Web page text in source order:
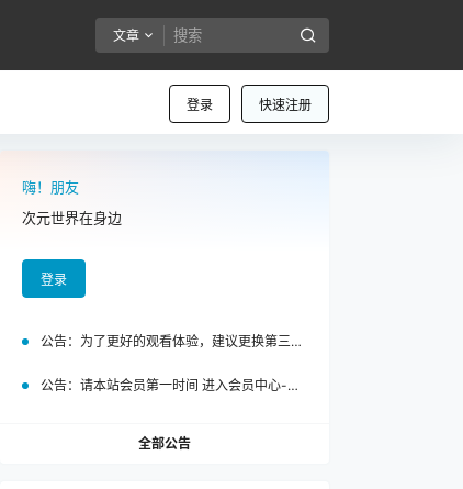
文章
登录 快速注册
嗨！朋友
次元世界在身边
登录
公告： 为了更好的观看体验，建议更换第三方浏览器访问泡面站
公告： 请本站会员第一时间 进入会员中心-我的设置中为您的账号绑定邮箱!
全部公告